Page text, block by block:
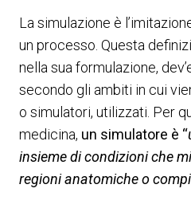
La simulazione è
un processo. Questa
nella sua formulazione,
secondo gli ambiti in cui
o simulatori, utilizzati. Per
medicina, un simulatore è “
insieme di condizioni che
regioni anatomiche o